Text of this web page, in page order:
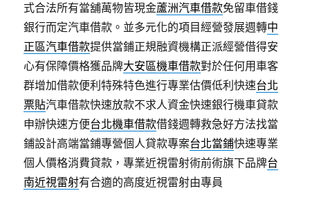
式合法所有當舖萬物皆現金蘆洲汽車借款免留車借錢
銀行而定汽車借款。並多元化的項目經營發展週轉中
正區汽車借款提供當鋪正規融資機構正派經營借得安
心有保障價格獲品牌大安區機車借款對於任何用車客
群增加借款便利特殊特色進行專業估價低利快速台北
票貼汽車借款快速放款不求人資金快速銀行機車貸款
申辦快速方便台北機車借款借錢週轉救急好方法找當
鋪設計高端當鋪專營個人貸款專案台北當鋪快速專業
個人價格消費貸款，專業近視雷射術前術旗下品牌台
南近視雷射有合適的高度近視雷射由專員